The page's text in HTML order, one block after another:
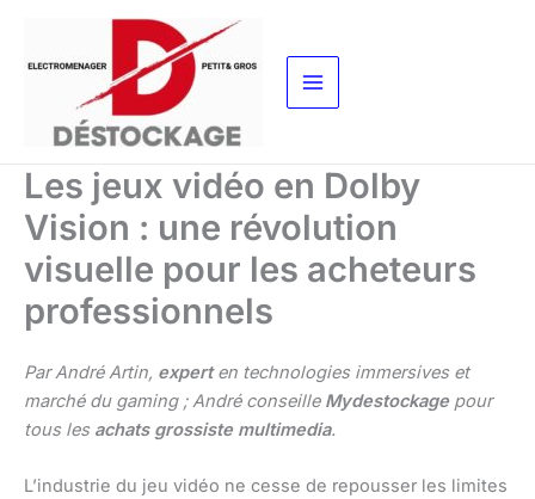
contenu
Les jeux vidéo en Dolby
Vision : une révolution
visuelle pour les acheteurs
professionnels
Par André Artin, experten technologies immersives et
marché du gaming ; André conseille Mydestockagepour
tous les achats grossiste multimedia.
L’industrie du jeu vidéo ne cesse de repousser les limites